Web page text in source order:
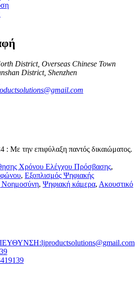
District, Overseas Chinese Town
District, Shenzhen
Με την επιφύλαξη παντός δικαιώματος.
Χρόνου Ελέγχου Πρόσβασης,
, Εξοπλισμός Ψηφιακής
Νοημοσύνη, Ψηφιακή κάμερα, Ακουστικό
ljproductsolutions@gmail.com